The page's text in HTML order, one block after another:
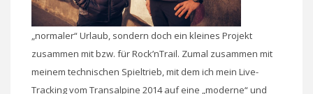
„normaler“ Urlaub, sondern doch ein kleines Projekt
zusammen mit bzw. für Rock’nTrail. Zumal zusammen mit
meinem technischen Spieltrieb, mit dem ich mein Live-
Tracking vom Transalpine 2014 auf eine „moderne“ und